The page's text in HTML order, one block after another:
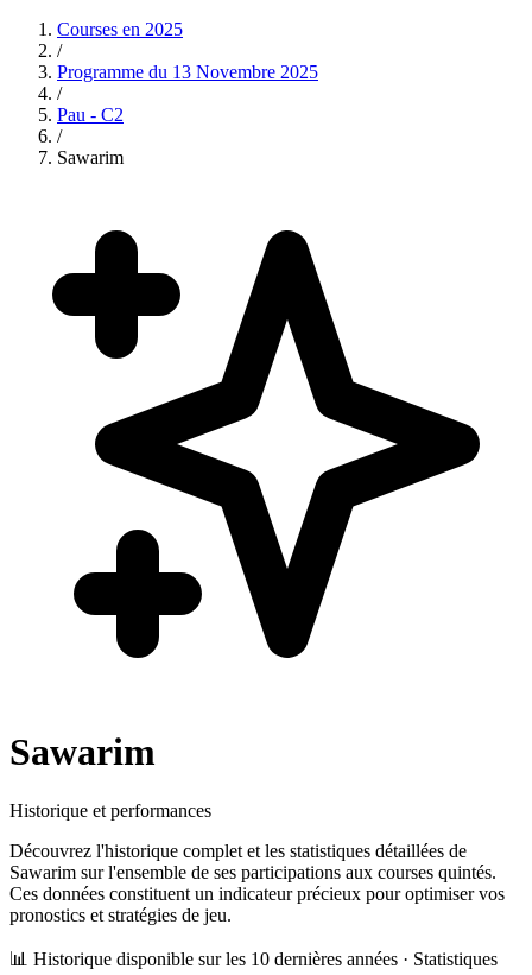
Courses en 2025
/
Programme du 13 Novembre 2025
/
Pau - C2
/
Sawarim
Sawarim
Historique et performances
Découvrez l'historique complet et les statistiques détaillées de
Sawarim sur l'ensemble de ses participations aux courses quintés.
Ces données constituent un indicateur précieux pour optimiser vos
pronostics et stratégies de jeu.
📊 Historique disponible sur les 10 dernières années · Statistiques